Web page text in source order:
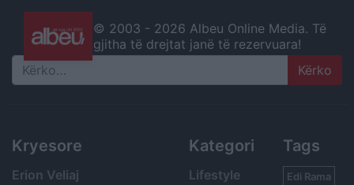
© 2003 - 2026 Albeu Online Media. Të
gjitha të drejtat janë të rezervuara!
Search
Kryesore
Erion Veliaj
Kategori
Lifestyle
Tags
Edi Rama